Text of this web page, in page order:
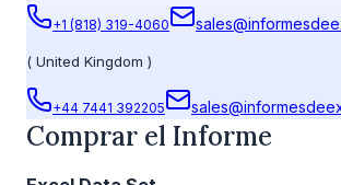
+1 (818) 319-4060
( United Kingdom )
+44 7441 392205
Comprar el Informe